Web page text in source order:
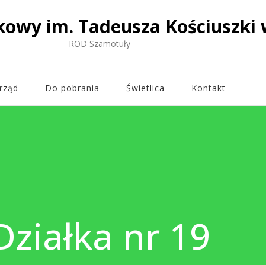
im. Tadeusza Kościuszki
ROD Szamotuły
Do pobrania Świetlica Kontakt
nr 19